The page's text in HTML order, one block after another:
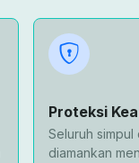
Proteksi
Seluruh simpul
diamankan